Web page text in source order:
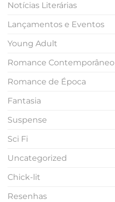
Notícias Literárias
Lançamentos e Eventos
Young Adult
Romance Contemporâneo
Romance de Época
Fantasia
Suspense
Sci Fi
Uncategorized
Chick-lit
Resenhas